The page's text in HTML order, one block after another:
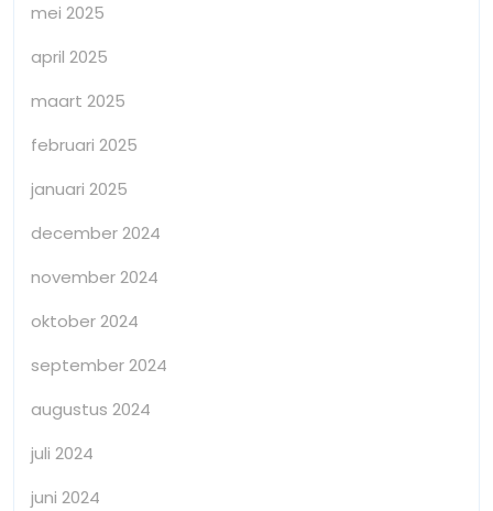
mei 2025
april 2025
maart 2025
februari 2025
januari 2025
december 2024
november 2024
oktober 2024
september 2024
augustus 2024
juli 2024
juni 2024